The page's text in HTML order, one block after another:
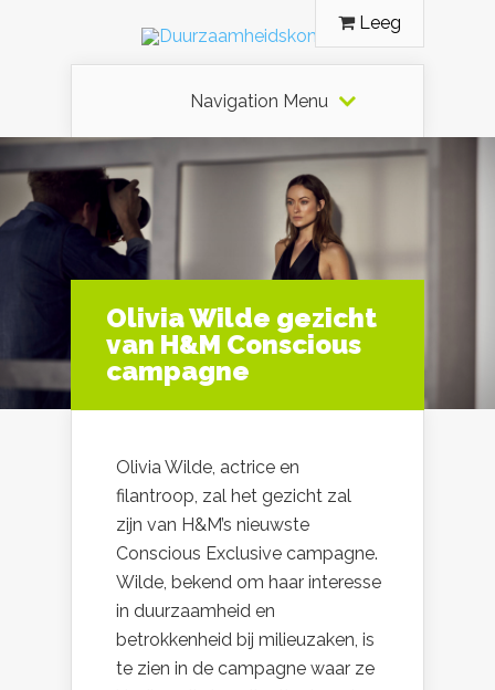
Leeg
Navigation Menu
Olivia Wilde gezicht
van H&M Conscious
campagne
Olivia Wilde, actrice en
filantroop, zal het gezicht zal
zijn van H&M’s nieuwste
Conscious Exclusive campagne.
Wilde, bekend om haar interesse
in duurzaamheid en
betrokkenheid bij milieuzaken, is
te zien in de campagne waar ze